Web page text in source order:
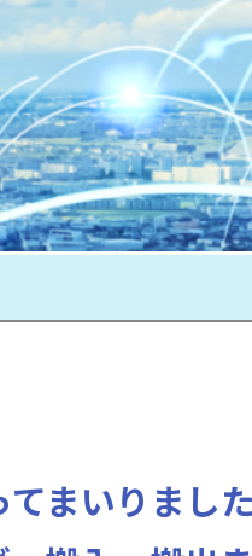
まいりました